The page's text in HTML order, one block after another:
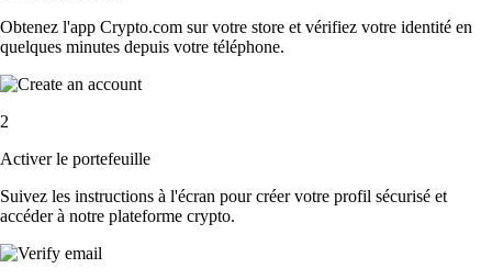
Obtenez l'app Crypto.com sur votre store et vérifiez votre identité en
quelques minutes depuis votre téléphone.
2
Activer le portefeuille
Suivez les instructions à l'écran pour créer votre profil sécurisé et
accéder à notre plateforme crypto.